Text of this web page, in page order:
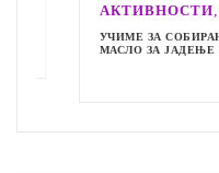
АКТИВНОСТИ,
УЧИМЕ ЗА СОБИРАЊЕ
МАСЛО ЗА ЈАДЕЊЕ